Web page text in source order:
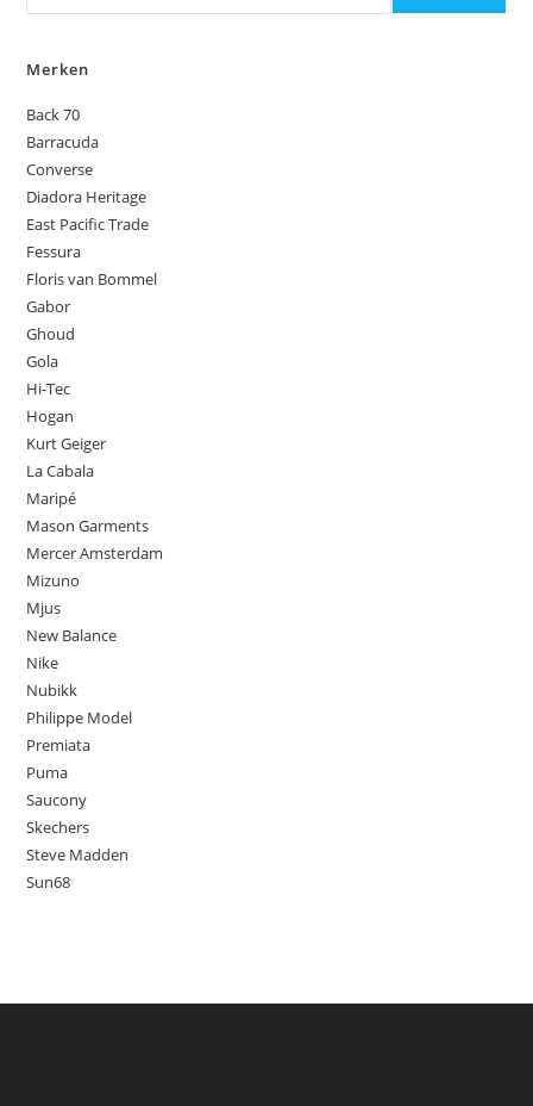
Merken
Back 70
Barracuda
Converse
Diadora Heritage
East Pacific Trade
Fessura
Floris van Bommel
Gabor
Ghoud
Gola
Hi-Tec
Hogan
Kurt Geiger
La Cabala
Maripé
Mason Garments
Mercer Amsterdam
Mizuno
Mjus
New Balance
Nike
Nubikk
Philippe Model
Premiata
Puma
Saucony
Skechers
Steve Madden
Sun68